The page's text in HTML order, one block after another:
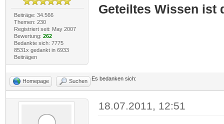
Beiträge: 34.566
Themen: 230
Registriert seit: May 2007
Bewertung: 262
Bedankte sich: 7775
8531x gedankt in 6933
Beiträgen
Geteiltes Wissen ist
Homepage Suchen Es bedanken sich:
18.07.2011, 12:51